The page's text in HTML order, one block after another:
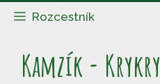
Rozcestník
Kamzík - Krykry